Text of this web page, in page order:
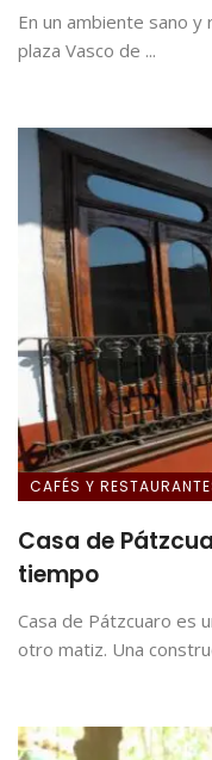
En un ambiente sano
plaza Vasco de ...
CAFÉS Y
Casa de
tiempo
Casa de Pátzcuaro es
otro matiz. Una